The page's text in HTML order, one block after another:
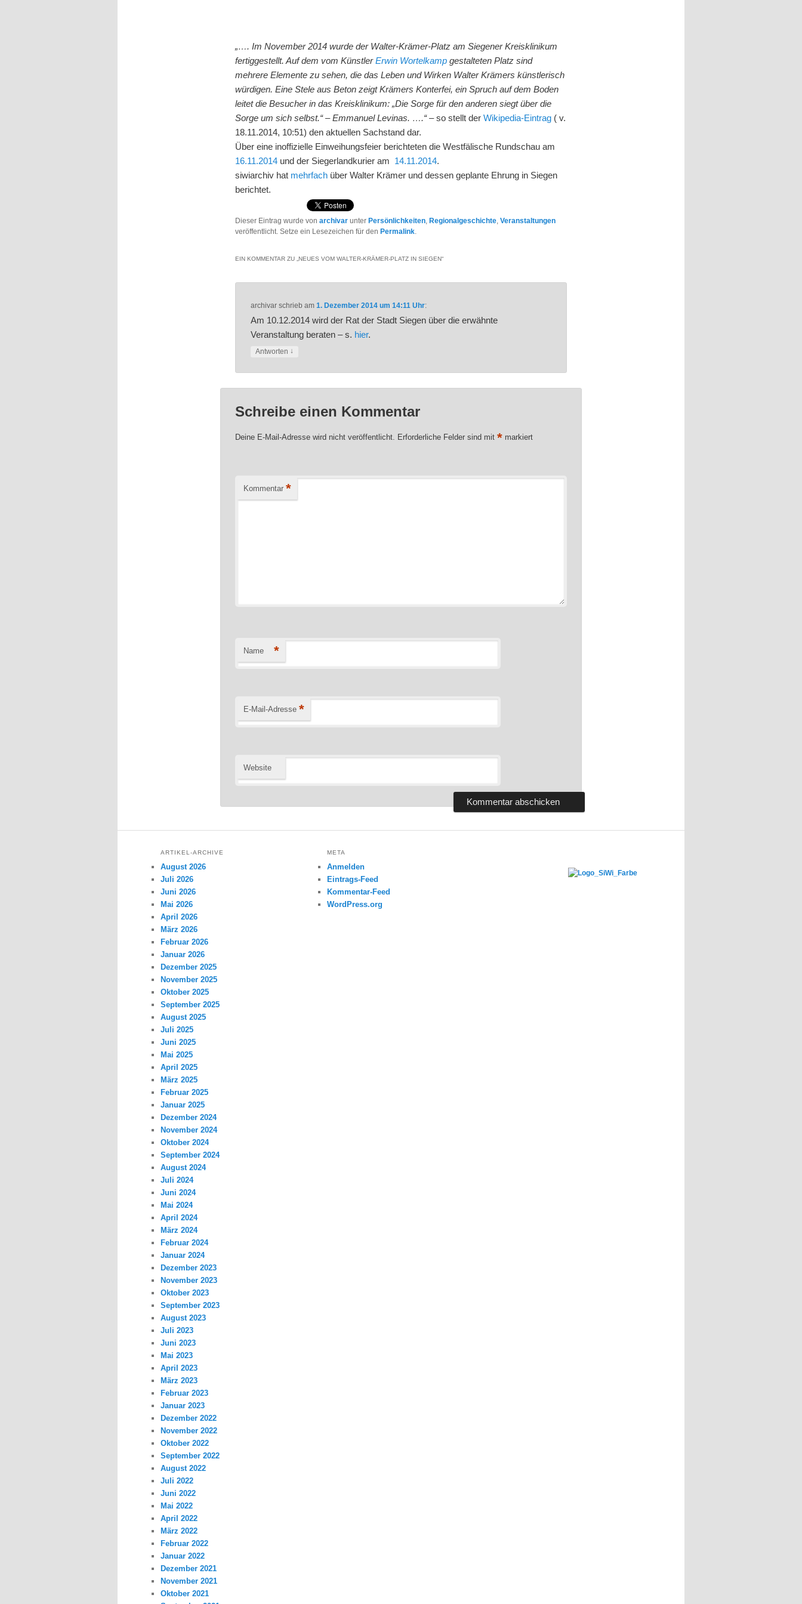
„…. Im November 2014 wurde der Walter-Krämer-Platz am Siegener Kreisklinikum
fertiggestellt. Auf dem vom KünstlerErwin Wortelkamp gestalteten Platz sind
mehrere Elemente zu sehen, die das Leben und Wirken Walter Krämers künstlerisch
würdigen. Eine Stele aus Beton zeigt Krämers Konterfei, ein Spruch auf dem Boden
leitet die Besucher in das Kreisklinikum: „Die Sorge für den anderen siegt über die
Sorge um sich selbst.“ – Emmanuel Levinas. ….“– so stellt derWikipedia-Eintrag ( v.
18.11.2014, 10:51) den aktuellen Sachstand dar.
Über eine inoffizielle Einweihungsfeier berichteten die Westfälische Rundschau am
16.11.2014 und der Siegerlandkurier am 14.11.2014.
siwiarchiv hat mehrfach über Walter Krämer und dessen geplante Ehrung in Siegen
berichtet.
Dieser Eintrag wurde vonarchivar unter Persönlichkeiten, Regionalgeschichte,Veranstaltungen
veröffentlicht. Setze ein Lesezeichen für den Permalink.
EIN KOMMENTAR ZU „NEUES VOM WALTER-KRÄMER-PLATZ IN SIEGEN“
archivar schrieb am 1. Dezember 2014 um 14:11 Uhr:
Am 10.12.2014 wird der Rat der Stadt Siegen über die erwähnte
Veranstaltung beraten – s. hier.
Antworten ↓
Schreibe einen Kommentar
Deine E-Mail-Adresse wird nicht veröffentlicht. Erforderliche Felder sind mit* markiert
Kommentar *
Name *
E-Mail-Adresse *
Website
ARTIKEL-ARCHIVE
August 2026
Juli 2026
Juni 2026
Mai 2026
April 2026
März 2026
Februar 2026
Januar 2026
Dezember 2025
November 2025
Oktober 2025
September 2025
August 2025
Juli 2025
Juni 2025
Mai 2025
April 2025
März 2025
Februar 2025
Januar 2025
Dezember 2024
November 2024
Oktober 2024
September 2024
August 2024
Juli 2024
Juni 2024
Mai 2024
April 2024
März 2024
Februar 2024
Januar 2024
Dezember 2023
November 2023
Oktober 2023
September 2023
August 2023
Juli 2023
Juni 2023
Mai 2023
April 2023
März 2023
Februar 2023
Januar 2023
Dezember 2022
November 2022
Oktober 2022
September 2022
August 2022
Juli 2022
Juni 2022
Mai 2022
April 2022
März 2022
Februar 2022
Januar 2022
Dezember 2021
November 2021
Oktober 2021
META
Anmelden
Eintrags-Feed
Kommentar-Feed
WordPress.org